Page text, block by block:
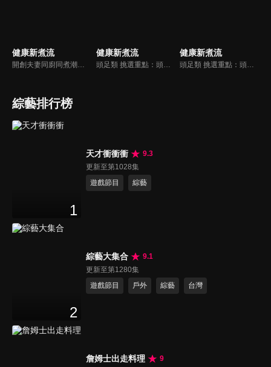
健康新煮流
開創夫妻同廚同煮潮流的KC夫婦，繼《健康醫食代》後，走出攝影棚，帶大家全台走透透，發掘上帝賞賜的美味食材，內容融合新加坡南洋風和客家純樸味，加上台灣獨特的閩南風情，互相激盪交織出的火花，打造出獨一無二的美食節目。
健康新煮流
頭足類 挑選重點：頭足類利用清洗時去除內臟可以降低膽固醇的攝取。挑選雙眼清澈明亮，眼球稍微凸出，肉質結實有彈性為佳。身體具透明感，觸腕或是吸盤一碰到活體就會吸附住便是新鮮的。
健康新煮流
頭足類 挑選重點：頭足類利用清洗時去除內臟可以降低膽固醇的攝取。挑選雙眼清澈明亮，眼球稍微凸出，肉質結實有彈性為佳。身體具透明感，觸腕或是吸盤一碰到活體就會吸附住便是新鮮的。
綜藝排行榜
1
天才衝衝衝
9.3
更新至第1028集
遊戲節目
綜藝
2
綜藝大集合
9.1
更新至第1280集
遊戲節目
戶外 綜藝 台灣
詹姆士出走料理
9